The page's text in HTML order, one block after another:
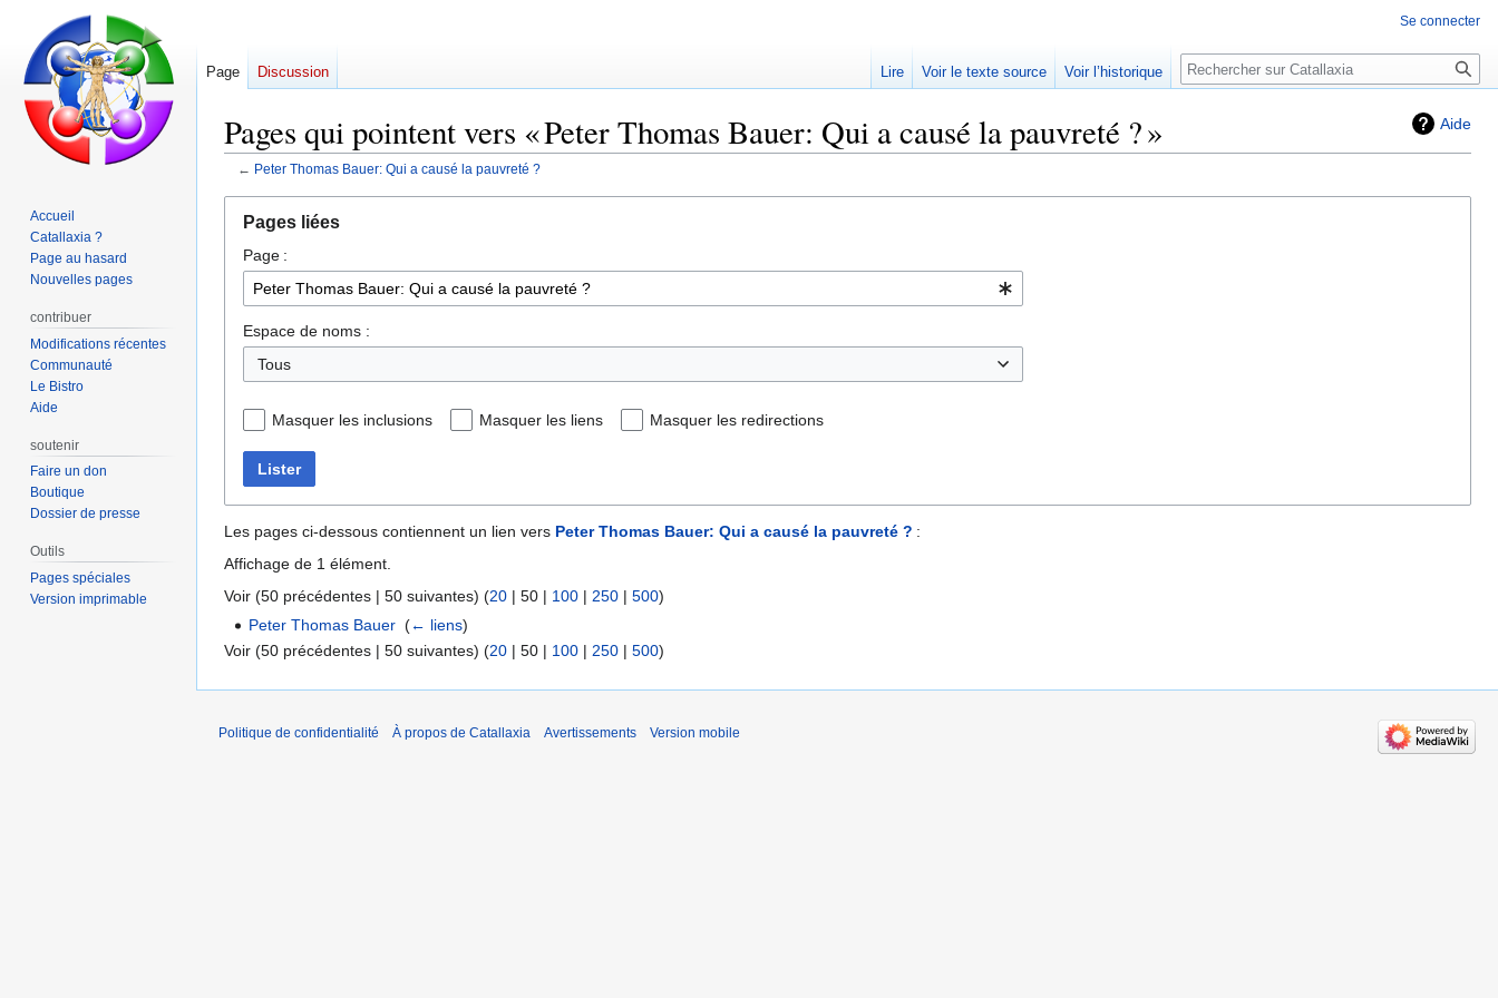
Aide
Pages qui pointent vers « Peter Thomas Bauer: Qui a causé la pauvreté ? »
← Peter Thomas Bauer: Qui a causé la pauvreté ?
navigation
recherche
Pages liées
Page :
Espace de noms :
Tous
Masquer les inclusions Masquer les liens Masquer les redirections
Lister
Les pages ci-dessous contiennent un lien vers Peter Thomas Bauer: Qui a causé la pauvreté ? :
Affichage de 1 élément.
Voir (50 précédentes | 50 suivantes) (20 | 50 | 100 | 250 | 500)
Peter Thomas Bauer ‎(← liens)
Voir (50 précédentes | 50 suivantes) (20 | 50 | 100 | 250 | 500)
Se connecter
Page Discussion Lire Voir le texte source Voir l’historique Rechercher
Accueil
Catallaxia ?
Page au hasard
Nouvelles pages
contribuer
Modifications récentes
Communauté
Le Bistro
Aide
soutenir
Faire un don
Boutique
Dossier de presse
Outils
Pages spéciales
Version imprimable
Politique de confidentialité À propos de Catallaxia Avertissements Version mobile